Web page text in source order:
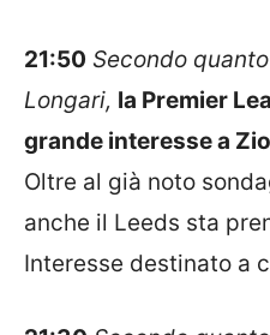
21:50 Secondo
Longari, la Premier
grande interesse a
Oltre al già noto
anche il Leeds sta
Interesse destinato a